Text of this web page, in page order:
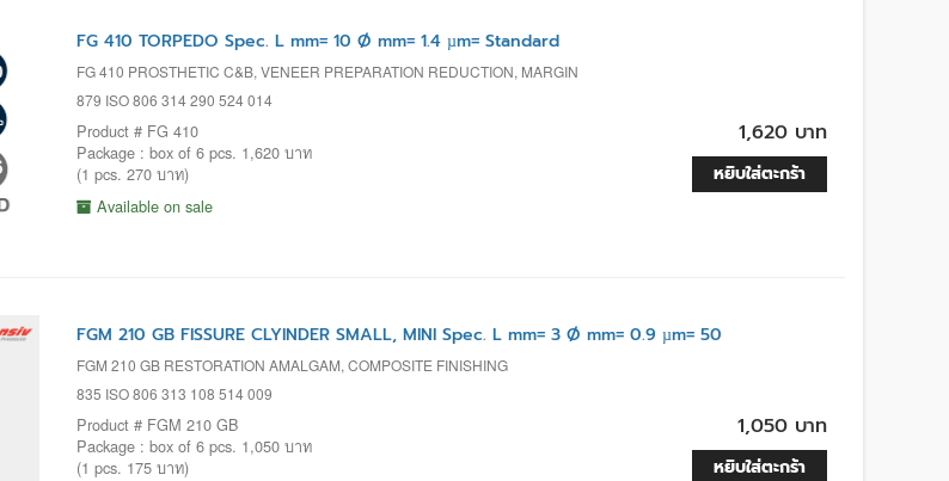
FG 410 TORPEDO Spec. L mm= 10 Ø mm= 1.4 µm= Standard
FG 410 PROSTHETIC C&B, VENEER PREPARATION REDUCTION, MARGIN
879 ISO 806 314 290 524 014
Product # FG 410
Package : box of 6 pcs. 1,620 บาท
(1 pcs. 270 บาท)
Available on sale
1,620 บาท
หยิบใส่ตะกร้า
FGM 210 GB FISSURE CLYINDER SMALL, MINI Spec. L mm= 3 Ø mm= 0.9 µm= 50
FGM 210 GB RESTORATION AMALGAM, COMPOSITE FINISHING
835 ISO 806 313 108 514 009
Product # FGM 210 GB
Package : box of 6 pcs. 1,050 บาท
(1 pcs. 175 บาท)
1,050 บาท
หยิบใส่ตะกร้า